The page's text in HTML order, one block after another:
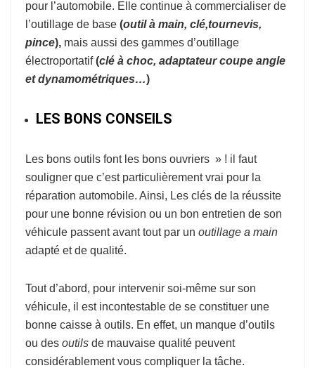
pour l’automobile. Elle continue à commercialiser de
l’outillage de base (outil à main, clé,tournevis,
pince), mais aussi des gammes d’outillage
électroportatif (clé à choc, adaptateur coupe angle
et dynamométriques…)
LES BONS CONSEILS
Les bons outils font les bons ouvriers » ! il faut
souligner que c’est particulièrement vrai pour la
réparation automobile. Ainsi, Les clés de la réussite
pour une bonne révision ou un bon entretien de son
véhicule passent avant tout par un outillage a main
adapté et de qualité.
Tout d’abord, pour intervenir soi-même sur son
véhicule, il est incontestable de se constituer une
bonne caisse à outils. En effet, un manque d’outils
ou des outils de mauvaise qualité peuvent
considérablement vous compliquer la tâche.